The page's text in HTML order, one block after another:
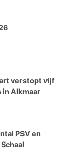
verstopt vijf
in Alkmaar
PSV en